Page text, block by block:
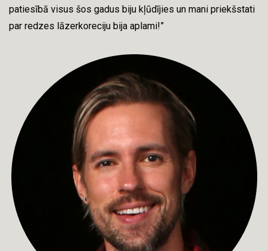
patiesībā visus šos gadus biju kļūdījies un mani priekšstati
par redzes lāzerkoreciju bija aplami!”